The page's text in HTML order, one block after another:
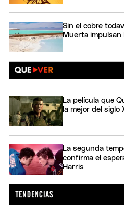
Sin el cobre
Muerta impulsan
La película que
la mejor del siglo
La segunda
confirma el
Harris